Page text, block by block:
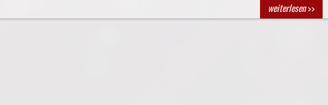
weiterlesen>>